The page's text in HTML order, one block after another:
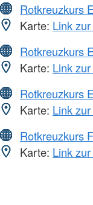
Rotkreuzkurs
Karte: Link
Rotkreuzkurs
Karte: Link
Rotkreuzkurs
Karte: Link
Rotkreuzkurs
Karte: Link